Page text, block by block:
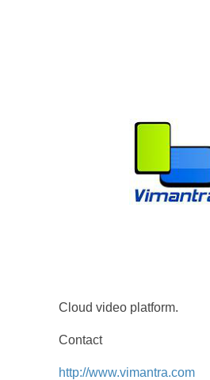
Cloud video platform.
Contact
http://www.vimantra.com